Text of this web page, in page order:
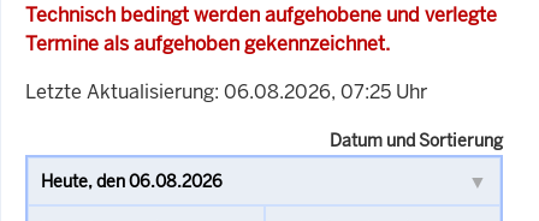
Technisch bedingt werden aufgehobene und verlegte
Termine als aufgehoben gekennzeichnet.
Letzte Aktualisierung: 06.08.2026, 07:25 Uhr
Datum und Sortierung